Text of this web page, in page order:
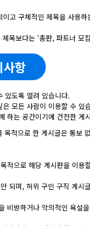
고 구체적인 제목을 사용
목보다는 ‘총판, 파트너
항
있도록 열려 있습니다.
모든 사람이 이용할 수 있
하는 공간이기에 건전한 게
적으로 한 게시글은 통보
적으로 해당 게시판을 이용
되며, 허위 구인 구직 게시
비방하거나 악의적인 욕설